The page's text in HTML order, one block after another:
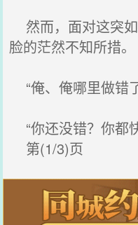
然而，面对这突
脸的茫然不知所措。
“俺、俺哪里做错
“你还没错？你都
第(1/3)页